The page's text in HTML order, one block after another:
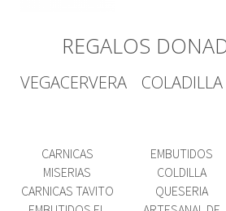
REGALOS
VEGACERVERA
CARNICAS
MISERIAS
CARNICAS TAVITO
COLADILLA
EMBUTIDOS
COLDILLA
QUESERIA